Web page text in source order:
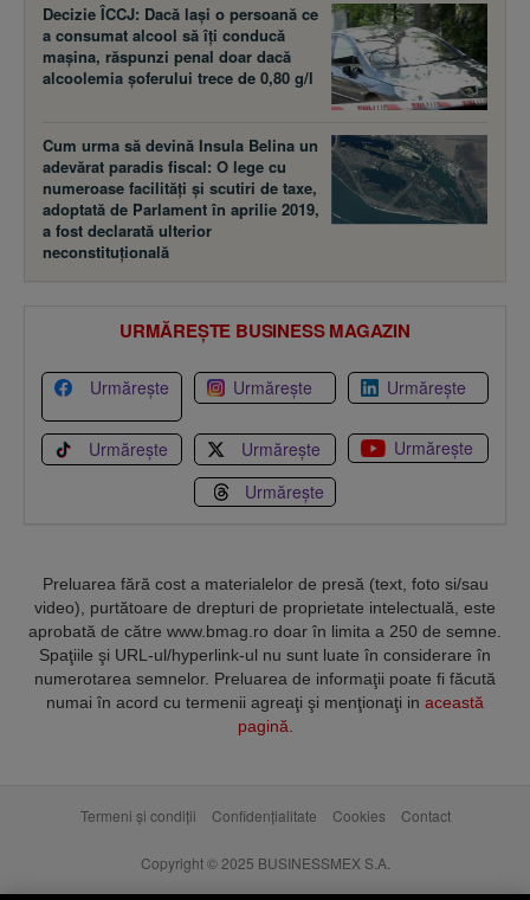
Decizie ÎCCJ: Dacă laşi o persoană ce
a consumat alcool să îţi conducă
maşina, răspunzi penal doar dacă
alcoolemia şoferului trece de 0,80 g/l
Cum urma să devină Insula Belina un
adevărat paradis fiscal: O lege cu
numeroase facilităţi şi scutiri de taxe,
adoptată de Parlament în aprilie 2019,
a fost declarată ulterior
neconstituţională
URMĂREȘTE BUSINESS MAGAZIN
Urmărește Urmărește Urmărește
Urmărește Urmărește
Urmărește
Urmărește
Preluarea fără cost a materialelor de presă (text, foto si/sau
video), purtătoare de drepturi de proprietate intelectuală, este
aprobată de către www.bmag.ro doar în limita a 250 de semne.
Spaţiile şi URL-ul/hyperlink-ul nu sunt luate în considerare în
numerotarea semnelor. Preluarea de informaţii poate fi făcută
numai în acord cu termenii agreaţi şi menţionaţi in această
pagină
Termeni și condiții Confidențialitate Cookies Contact
Copyright © 2025 BUSINESSMEX S.A.